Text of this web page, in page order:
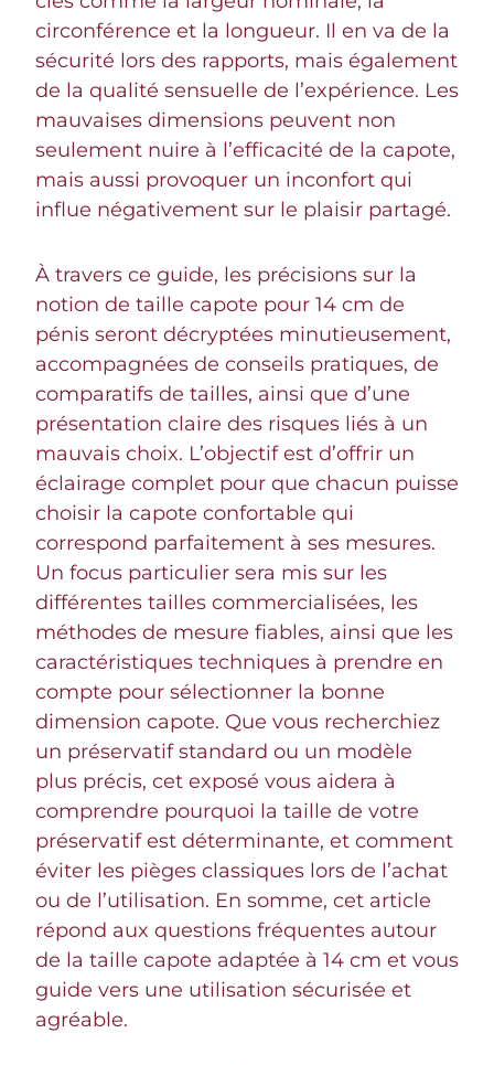
circonférence et la longueur. Il en va de la
sécurité lors des rapports, mais également
de la qualité sensuelle de l’expérience. Les
mauvaises dimensions peuvent non
seulement nuire à l’efficacité de la capote,
mais aussi provoquer un inconfort qui
influe négativement sur le plaisir partagé.
À travers ce guide, les précisions sur la
notion de taille capote pour 14 cm de
pénis seront décryptées minutieusement,
accompagnées de conseils pratiques, de
comparatifs de tailles, ainsi que d’une
présentation claire des risques liés à un
mauvais choix. L’objectif est d’offrir un
éclairage complet pour que chacun puisse
choisir la capote confortable qui
correspond parfaitement à ses mesures.
Un focus particulier sera mis sur les
différentes tailles commercialisées, les
méthodes de mesure fiables, ainsi que les
caractéristiques techniques à prendre en
compte pour sélectionner la bonne
dimension capote. Que vous recherchiez
un préservatif standard ou un modèle
plus précis, cet exposé vous aidera à
comprendre pourquoi la taille de votre
préservatif est déterminante, et comment
éviter les pièges classiques lors de l’achat
ou de l’utilisation. En somme, cet article
répond aux questions fréquentes autour
de la taille capote adaptée à 14 cm et vous
guide vers une utilisation sécurisée et
agréable.